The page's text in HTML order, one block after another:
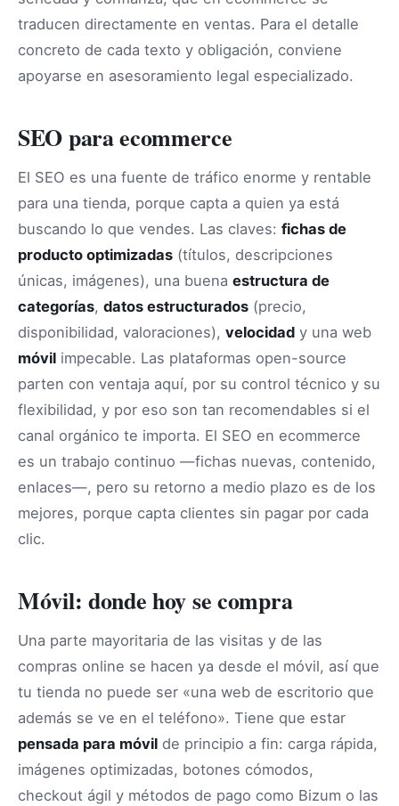
traducen directamente en ventas. Para el detalle
concreto de cada texto y obligación, conviene
apoyarse en asesoramiento legal especializado.
SEO para ecommerce
El SEO es una fuente de tráfico enorme y rentable
para una tienda, porque capta a quien ya está
buscando lo que vendes. Las claves: fichas de
producto optimizadas (títulos, descripciones
únicas, imágenes), una buena estructura de
categorías, datos estructurados (precio,
disponibilidad, valoraciones), velocidad y una web
móvil impecable. Las plataformas open-source
parten con ventaja aquí, por su control técnico y su
flexibilidad, y por eso son tan recomendables si el
canal orgánico te importa. El SEO en ecommerce
es un trabajo continuo —fichas nuevas, contenido,
enlaces—, pero su retorno a medio plazo es de los
mejores, porque capta clientes sin pagar por cada
clic.
Móvil: donde hoy se compra
Una parte mayoritaria de las visitas y de las
compras online se hacen ya desde el móvil, así que
tu tienda no puede ser «una web de escritorio que
además se ve en el teléfono». Tiene que estar
pensada para móvil de principio a fin: carga rápida,
imágenes optimizadas, botones cómodos,
checkout ágil y métodos de pago como Bizum o las